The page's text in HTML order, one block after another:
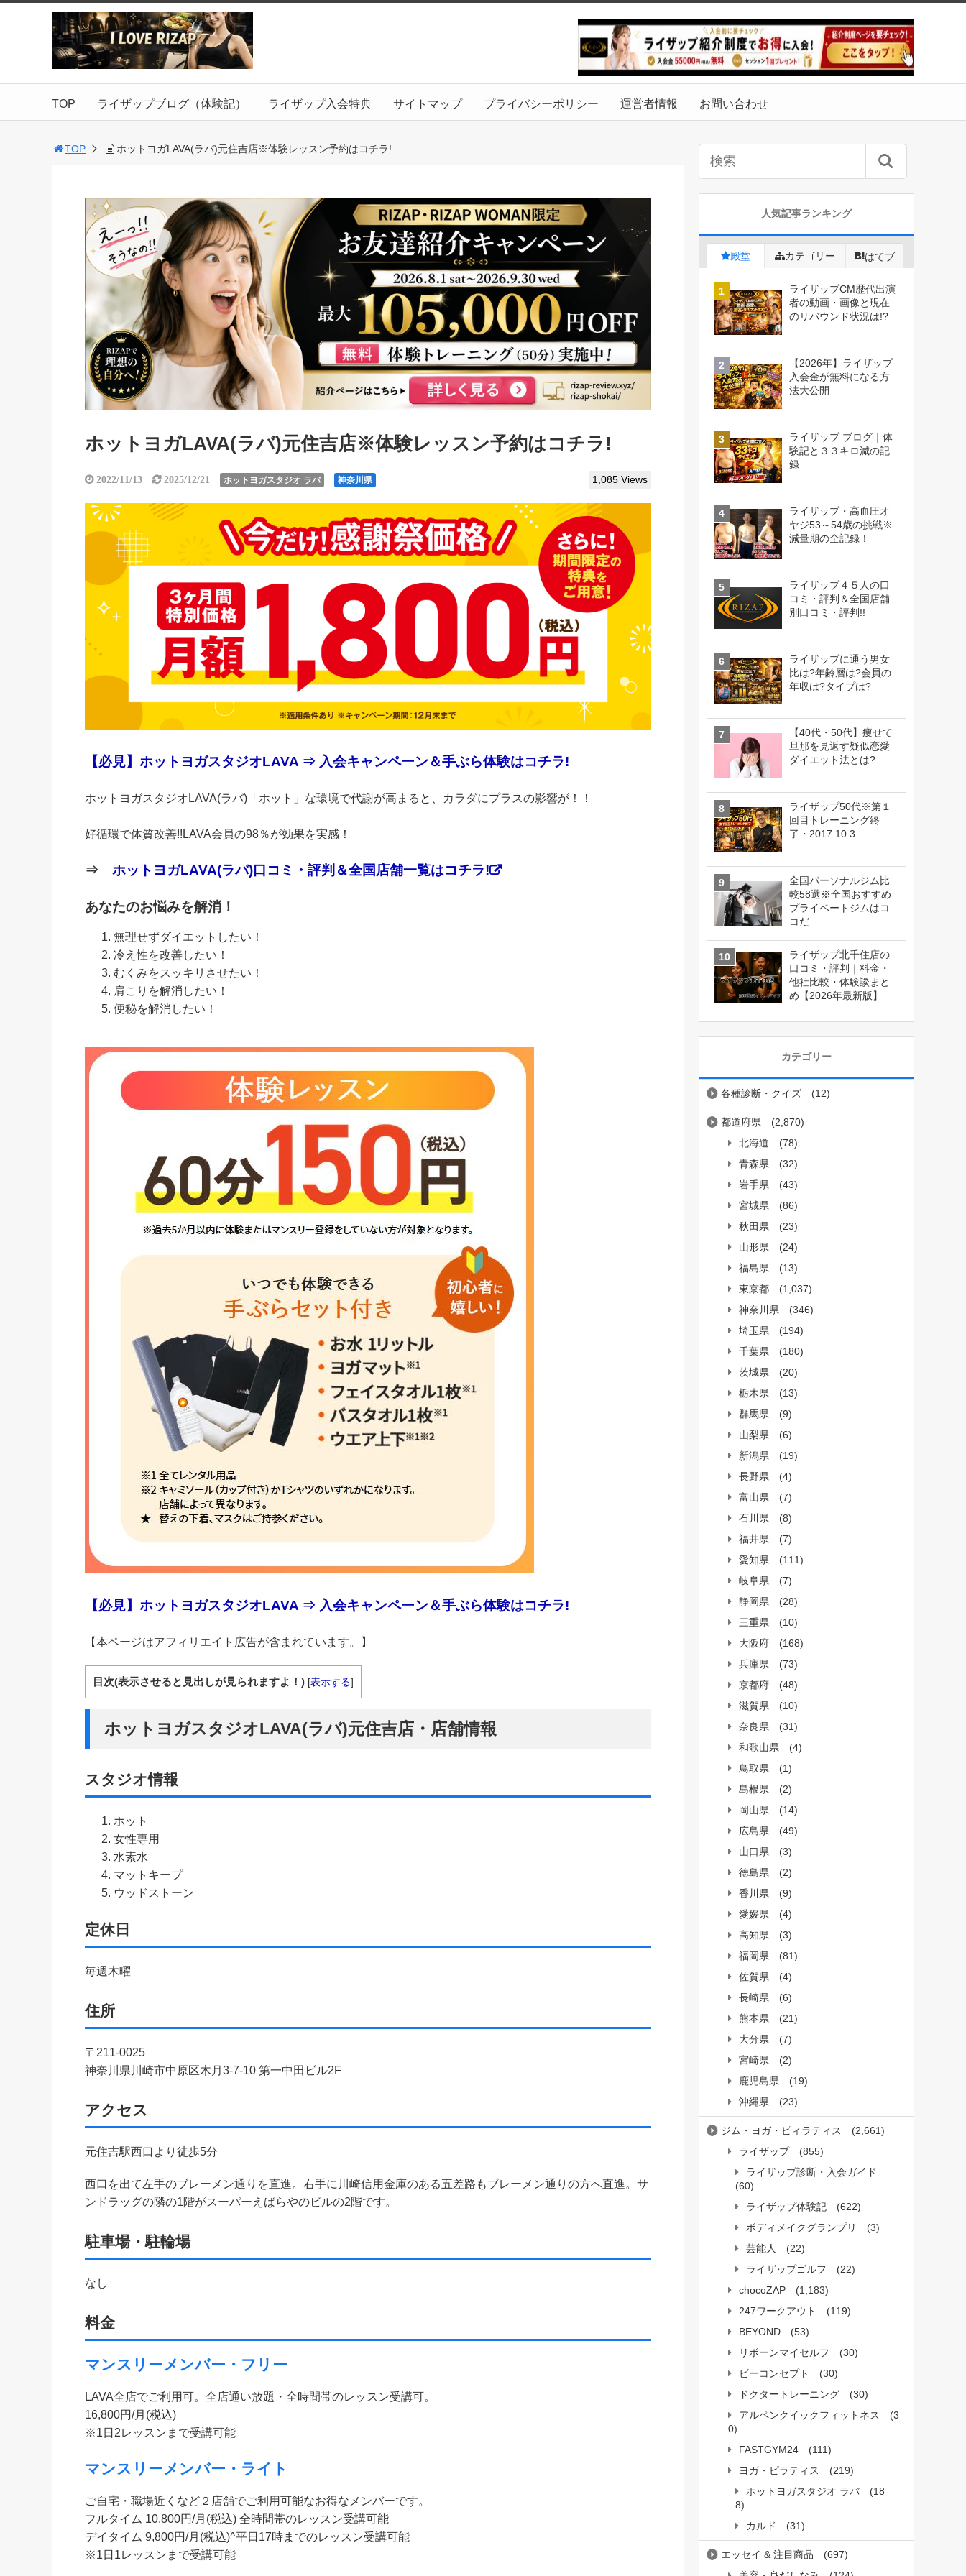
TOP ライザップブログ（体験記） ライザップ入会特典 サイトマップ プライバシーポリシー 運営者情報 お問い合わせ
TOP ホットヨガLAVA(ラバ)元住吉店※体験レッスン予約はコチラ!
ホットヨガLAVA(ラバ)元住吉店※体験レッスン予約はコチラ!
2022/11/13 2025/12/21 ホットヨガスタジオ ラバ 神奈川県 1,085 Views
【必見】ホットヨガスタジオLAVA ⇒ 入会キャンペーン＆手ぶら体験はコチラ!
ホットヨガスタジオLAVA(ラバ)「ホット」な環境で代謝が高まると、カラダにプラスの影響が！！
好循環で体質改善!!LAVA会員の98％が効果を実感！
⇒ ホットヨガLAVA(ラバ)口コミ・評判＆全国店舗一覧はコチラ!
あなたのお悩みを解消！
無理せずダイエットしたい！
冷え性を改善したい！
むくみをスッキリさせたい！
肩こりを解消したい！
便秘を解消したい！
【必見】ホットヨガスタジオLAVA ⇒ 入会キャンペーン＆手ぶら体験はコチラ!
【本ページはアフィリエイト広告が含まれています。】
目次(表示させると見出しが見られますよ！) [表示する]
ホットヨガスタジオLAVA(ラバ)元住吉店・店舗情報
スタジオ情報
ホット
女性専用
水素水
マットキープ
ウッドストーン
定休日
毎週木曜
住所
〒211-0025
神奈川県川崎市中原区木月3-7-10 第一中田ビル2F
アクセス
元住吉駅西口より徒歩5分
西口を出て左手のブレーメン通りを直進。右手に川崎信用金庫のある五差路もブレーメン通りの方へ直進。サ
ンドラッグの隣の1階がスーパーえばらやのビルの2階です。
駐車場・駐輪場
なし
料金
マンスリーメンバー・フリー
LAVA全店でご利用可。全店通い放題・全時間帯のレッスン受講可。
16,800円/月(税込)
※1日2レッスンまで受講可能
マンスリーメンバー・ライト
ご自宅・職場近くなど２店舗でご利用可能なお得なメンバーです。
フルタイム 10,800円/月(税込) 全時間帯のレッスン受講可能
デイタイム 9,800円/月(税込)^平日17時までのレッスン受講可能
※1日1レッスンまで受講可能
人気記事ランキング
殿堂 カテゴリー はてブ
ライザップCM歴代出演
者の動画・画像と現在
のリバウンド状況は!?
【2026年】ライザップ
入会金が無料になる方
法大公開
ライザップ ブログ｜体
験記と３３キロ減の記
録
ライザップ・高血圧オ
ヤジ53～54歳の挑戦※
減量期の全記録！
ライザップ４５人の口
コミ・評判＆全国店舗
別口コミ・評判!!
ライザップに通う男女
比は?年齢層は?会員の
年収は?タイプは?
【40代・50代】痩せて
旦那を見返す疑似恋愛
ダイエット法とは?
ライザップ50代※第１
回目トレーニング終
了・2017.10.3
全国パーソナルジム比
較58選※全国おすすめ
プライベートジムはコ
コだ
ライザップ北千住店の
口コミ・評判｜料金・
他社比較・体験談まと
め【2026年最新版】
カテゴリー
各種診断・クイズ (12)
都道府県
(2,870)
北海道
(78)
青森県
(32)
岩手県
(43)
宮城県
(86)
秋田県
(23)
山形県
(24)
福島県
(13)
東京都
(1,037)
神奈川県
(346)
埼玉県
(194)
千葉県
(180)
茨城県
(20)
栃木県
(13)
群馬県
(9)
山梨県
(6)
新潟県
(19)
長野県
(4)
富山県
(7)
石川県
(8)
福井県
(7)
愛知県
(111)
岐阜県
(7)
静岡県
(28)
三重県
(10)
大阪府
(168)
兵庫県
(73)
京都府
(48)
滋賀県
(10)
奈良県
(31)
和歌山県
(4)
鳥取県
(1)
島根県
(2)
岡山県
(14)
広島県
(49)
山口県
(3)
徳島県
(2)
香川県
(9)
愛媛県
(4)
高知県
(3)
福岡県
(81)
佐賀県
(4)
長崎県
(6)
熊本県
(21)
大分県
(7)
宮崎県
(2)
鹿児島県
(19)
沖縄県
(23)
ジム・ヨガ・ピィラティス
(2,661)
ライザップ
(855)
ライザップ診断・入会ガイド
(60)
ライザップ体験記
(622)
ボディメイクグランプリ
(3)
芸能人
(22)
ライザップゴルフ
(22)
chocoZAP
(1,183)
247ワークアウト
(119)
BEYOND
(53)
リボーンマイセルフ
(30)
ビーコンセプト
(30)
ドクタートレーニング
(30)
アルペンクイックフィットネス
(3
0)
FASTGYM24
(111)
ヨガ・ピラティス
(219)
ホットヨガスタジオ ラバ
(18
8)
カルド
(31)
エッセイ & 注目商品
(697)